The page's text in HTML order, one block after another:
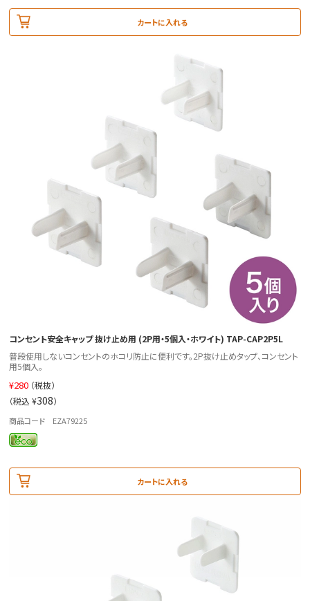
カートに入れる
コンセント安全キャップ 抜け止め用 (2P用・5個入・ホワイト) TAP-CAP2P5L
普段使用しないコンセントのホコリ防止に便利です。2P抜け止めタップ、コンセント
用5個入。
¥280 （税抜）
（税込 ¥308）
商品コード EZA79225
カートに入れる